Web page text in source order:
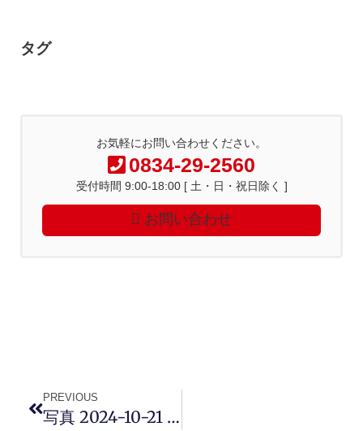
タグ
お気軽にお問い合わせください。
0834-29-2560
受付時間 9:00-18:00 [ 土・日・祝日除く ]
お問い合わせ
PREVIOUS
写真 2024-10-21 13 39 50